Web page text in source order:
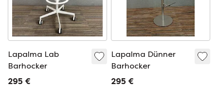
Lapalma Lab
Barhocker
295 €
Lapalma Dünner
Barhocker
295 €